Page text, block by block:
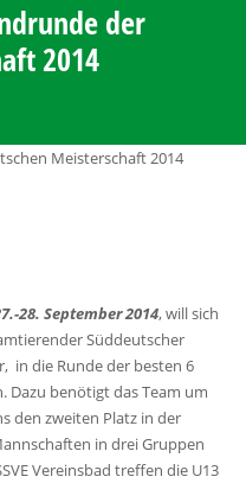
der
2014
28. September 2014, will sich
Süddeutscher
in die Runde der besten 6
Dazu benötigt das Team um
den zweiten Platz in der
in drei Gruppen
Vereinsbad treffen die U13